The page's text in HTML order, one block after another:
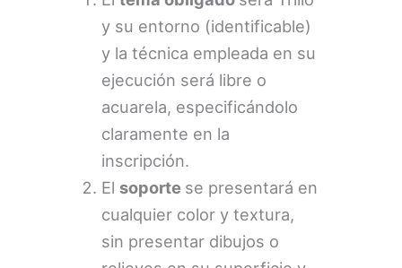
y su entorno (identificable)
y la técnica empleada en su
ejecución será libre o
acuarela, especificándolo
claramente en la
inscripción.
El soporte se presentará en
cualquier color y textura,
sin presentar dibujos o